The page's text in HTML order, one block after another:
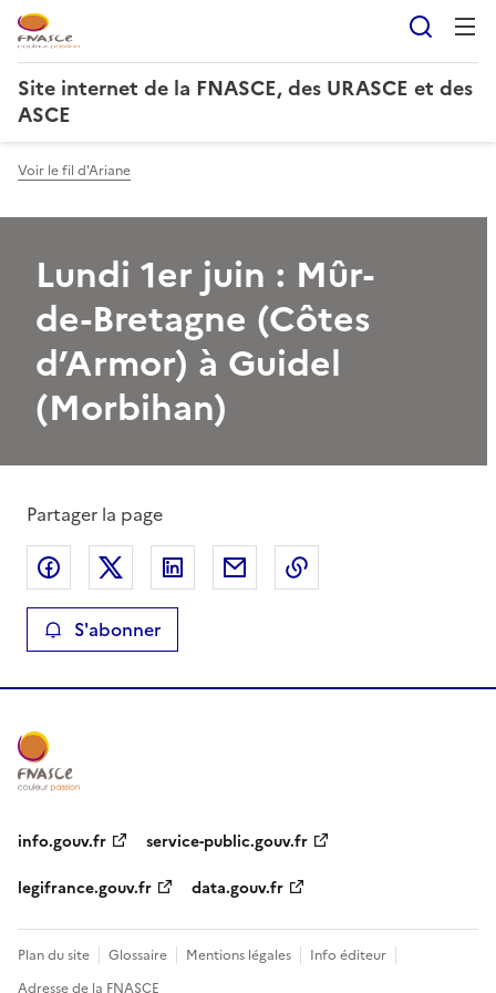
Site internet de la FNASCE, des URASCE et des
ASCE
Voir le fil d'Ariane
Lundi 1er juin : Mûr-
de-Bretagne (Côtes
d’Armor) à Guidel
(Morbihan)
Partager la page
Partager sur Facebook
Partager sur XPartager sur LinkedIn
Partager par email
S'abonner
info.gouv.fr
service-public.gouv.fr
legifrance.gouv.fr
data.gouv.fr
Plan du site Glossaire Mentions légales
Info éditeur
Adresse de la FNASCE